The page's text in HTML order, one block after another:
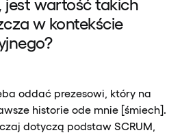
w kontekście
oddać prezesowi, który na
historie ode mnie [śmiech].
dotyczą podstaw SCRUM,